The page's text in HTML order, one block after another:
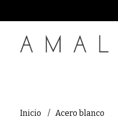
Inicio Acero blanco